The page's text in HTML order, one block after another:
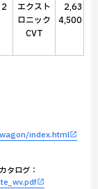
2
エクスト
ロニック
CVT
2,63
4,500
index.html
タログ：